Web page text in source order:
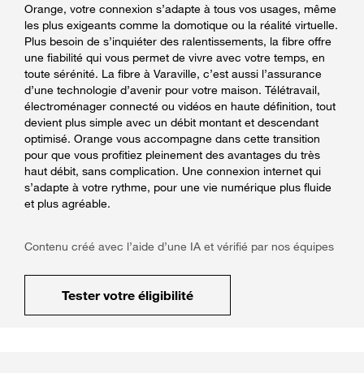
Orange, votre connexion s’adapte à tous vos usages, même
les plus exigeants comme la domotique ou la réalité virtuelle.
Plus besoin de s’inquiéter des ralentissements, la fibre offre
une fiabilité qui vous permet de vivre avec votre temps, en
toute sérénité. La fibre à Varaville, c’est aussi l’assurance
d’une technologie d’avenir pour votre maison. Télétravail,
électroménager connecté ou vidéos en haute définition, tout
devient plus simple avec un débit montant et descendant
optimisé. Orange vous accompagne dans cette transition
pour que vous profitiez pleinement des avantages du très
haut débit, sans complication. Une connexion internet qui
s’adapte à votre rythme, pour une vie numérique plus fluide
et plus agréable.
Contenu créé avec l’aide d’une IA et vérifié par nos équipes
Tester votre éligibilité